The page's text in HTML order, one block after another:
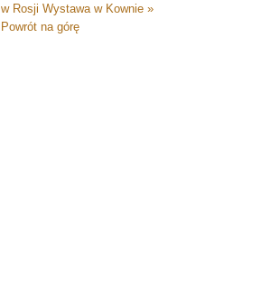
w Rosji Wystawa w Kownie »
Powrót na górę